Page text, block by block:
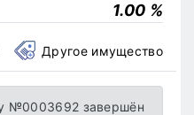
1.00 %
Другое имущество
№0003692 завершён